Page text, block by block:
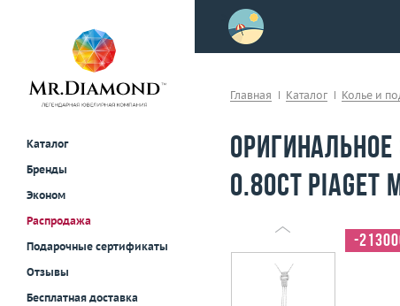
Каталог
Бренды
Эконом
Распродажа
Подарочные сертификаты
Отзывы
Бесплатная доставка
примерки!
Главная Каталог Колье и
0.80ct Piaget
-